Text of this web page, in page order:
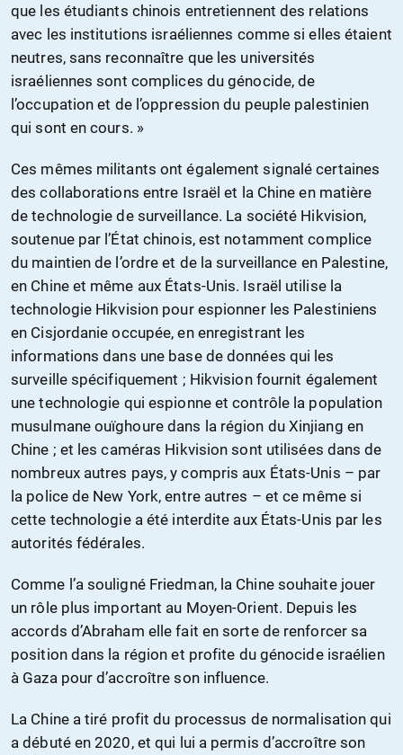
que les étudiants chinois entretiennent des relations
avec les institutions israéliennes comme si elles étaient
neutres, sans reconnaître que les universités
israéliennes sont complices du génocide, de
l’occupation et de l’oppression du peuple palestinien
qui sont en cours. »
Ces mêmes militants ont également signalé certaines
des collaborations entre Israël et la Chine en matière
de technologie de surveillance. La société Hikvision,
soutenue par l’État chinois, est notamment complice
du maintien de l’ordre et de la surveillance en Palestine,
en Chine et même aux États-Unis. Israël utilise la
technologie Hikvision pour espionner les Palestiniens
en Cisjordanie occupée, en enregistrant les
informations dans une base de données qui les
surveille spécifiquement ; Hikvision fournit également
une technologie qui espionne et contrôle la population
musulmane ouïghoure dans la région du Xinjiang en
Chine ; et les caméras Hikvision sont utilisées dans de
nombreux autres pays, y compris aux États-Unis – par
la police de New York, entre autres – et ce même si
cette technologie a été interdite aux États-Unis par les
autorités fédérales.
Comme l’a souligné Friedman, la Chine souhaite jouer
un rôle plus important au Moyen-Orient. Depuis les
accords d’Abraham elle fait en sorte de renforcer sa
position dans la région et profite du génocide israélien
à Gaza pour d’accroître son influence.
La Chine a tiré profit du processus de normalisation qui
a débuté en 2020, et qui lui a permis d’accroître son